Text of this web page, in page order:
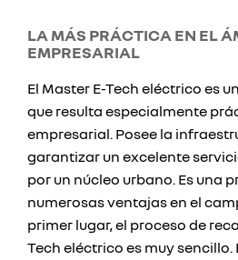
LA MÁS PRÁCTICA EN EL
EMPRESARIAL
El Master E-Tech eléctrico es
que resulta especialmente
empresarial. Posee la
garantizar un excelente
por un núcleo urbano. Es una
numerosas ventajas en el
primer lugar, el proceso de
Tech eléctrico es muy